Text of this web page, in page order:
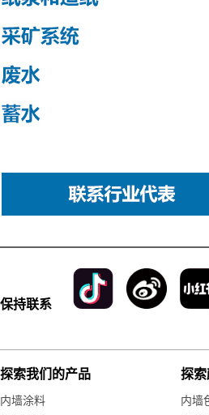
保持联系
探索我们的产品
内墙涂料
探
内墙